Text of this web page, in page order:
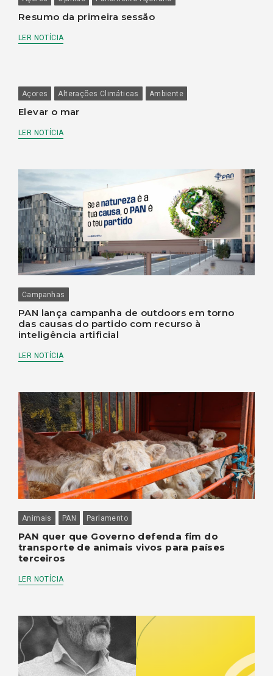
Resumo da primeira sessão
LER NOTÍCIA
Açores Alterações Climáticas Ambiente
Elevar o mar
LER NOTÍCIA
Campanhas
PAN lança campanha de outdoors em torno
das causas do partido com recurso à
inteligência artificial
LER NOTÍCIA
Animais PAN Parlamento
PAN quer que Governo defenda fim do
transporte de animais vivos para países
terceiros
LER NOTÍCIA